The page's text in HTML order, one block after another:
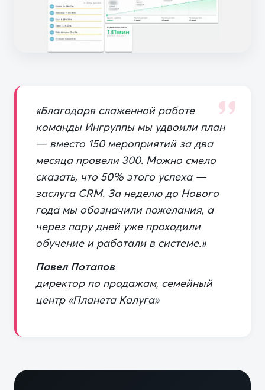
«Благодаря слаженной работе
команды Ингруппы мы удвоили план
— вместо 150 мероприятий за два
месяца провели 300. Можно смело
сказать, что 50% этого успеха —
заслуга CRM. За неделю до Нового
года мы обозначили пожелания, а
через пару дней уже проходили
обучение и работали в системе.»
Павел Потапов
директор по продажам, семейный
центр «Планета Калуга»